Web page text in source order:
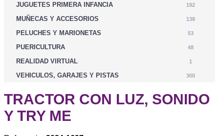
JUGUETES PRIMERA INFANCIA 192
MUÑECAS Y ACCESORIOS 138
PELUCHES Y MARIONETAS 53
PUERICULTURA 48
REALIDAD VIRTUAL 1
VEHICULOS, GARAJES Y PISTAS 300
TRACTOR CON LUZ, SONIDO
Y TRY ME